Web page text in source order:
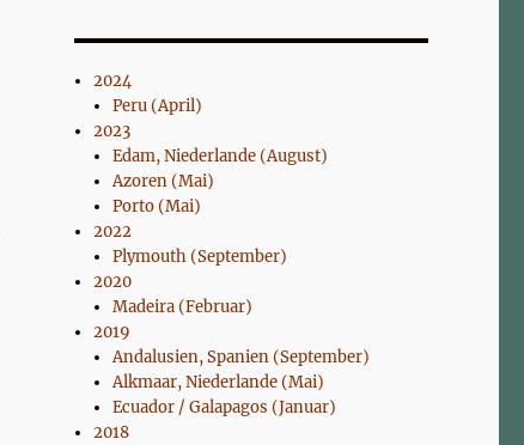
2024
Peru (April)
2023
Edam, Niederlande (August)
Azoren (Mai)
Porto (Mai)
2022
Plymouth (September)
2020
Madeira (Februar)
2019
Andalusien, Spanien (September)
Alkmaar, Niederlande (Mai)
Ecuador / Galapagos (Januar)
2018